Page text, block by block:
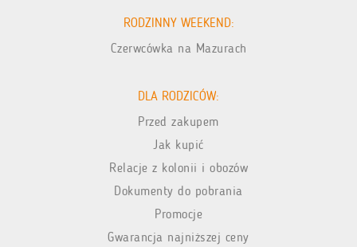
RODZINNY WEEKEND:
Czerwcówka na Mazurach
DLA RODZICÓW:
Przed zakupem
Jak kupić
Relacje z kolonii i obozów
Dokumenty do pobrania
Promocje
Gwarancja najniższej ceny